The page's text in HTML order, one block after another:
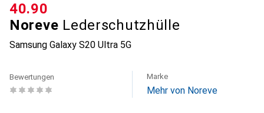
Noreve Lederschutzhülle
Samsung Galaxy S20 Ultra 5G
CHF
40.90
Bewertungen Marke
Mehr von Noreve